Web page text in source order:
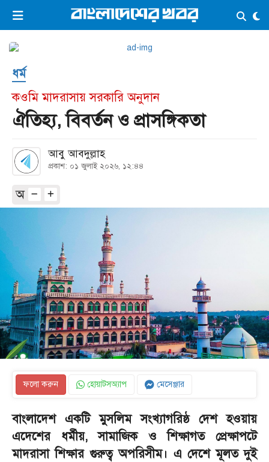
ভিডিও ই-পেপার লগইন ×
প্রচ্ছদ
সর্বশেষ
সব বিভাগ
আর্কাইভ
ধর্ম
কওমি মাদরাসায় সরকারি অনুদান
ঐতিহ্য, বিবর্তন ও প্রাসঙ্গিকতা
আবু আবদুল্লাহ
প্রকাশ: ০১ জুলাই ২০২৬, ১২:৪৪
অ
ফলো করুন হোয়াটসঅ্যাপ মেসেঞ্জার
বাংলাদেশ একটি মুসলিম সংখ্যাগরিষ্ঠ দেশ হওয়ায়
এদেশের ধর্মীয়, সামাজিক ও শিক্ষাগত প্রেক্ষাপটে
মাদরাসা শিক্ষার গুরুত্ব অপরিসীম। এ দেশে মূলত দুই